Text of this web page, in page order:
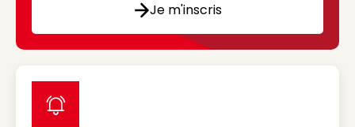
Je m'inscris
label icon